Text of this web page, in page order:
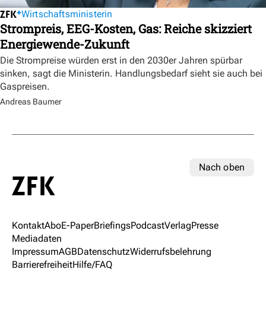
Wirtschaftsministerin
Strompreis, EEG-Kosten, Gas: Reiche skizziert
Energiewende-Zukunft
Die Strompreise würden erst in den 2030er Jahren spürbar
sinken, sagt die Ministerin. Handlungsbedarf sieht sie auch bei
Gaspreisen.
Andreas Baumer
Nach oben
KontaktAboE-PaperBriefingsPodcastVerlagPresse
Mediadaten
ImpressumAGBDatenschutzWiderrufsbelehrung
BarrierefreiheitHilfe/FAQ